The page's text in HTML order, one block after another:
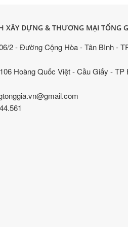
XÂY DỰNG & THƯƠNG MẠI TỐNG
2 - Đường Cộng Hòa - Tân Bình -
Hoàng Quốc Việt - Cầu Giấy - TP